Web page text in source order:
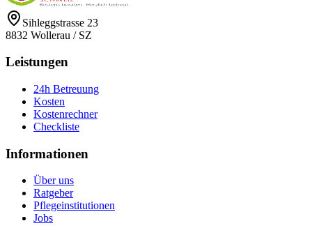
Sihleggstrasse 23
8832 Wollerau / SZ
Leistungen
24h Betreuung
Kosten
Kostenrechner
Checkliste
Informationen
Über uns
Ratgeber
Pflegeinstitutionen
Jobs